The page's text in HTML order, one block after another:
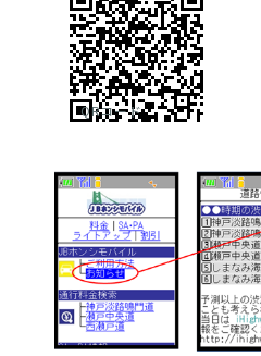
QRコード